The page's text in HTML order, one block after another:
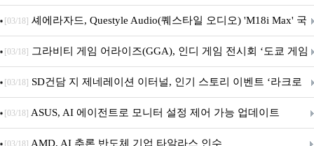
[03/18] 셰에라자드, Questyle Audio(퀘스타일 오디오) 'M18i Max' 국
내 정식 출시
[03/18] 그라비티 게임 어라이즈(GGA), 인디 게임 전시회 ‘도쿄 게임
던전 13’ 참가!
[03/18] SD건담 지 제네레이션 이터널, 인기 스토리 이벤트 ‘라크로
아의 용사’ 재개최 및 풍성한 기념 이벤트 실시!
[03/18] ASUS, AI 에이전트로 모니터 설정 제어 가능 업데이트
[03/18] AMD, AI 추론 반도체 기업 타알라스 인수